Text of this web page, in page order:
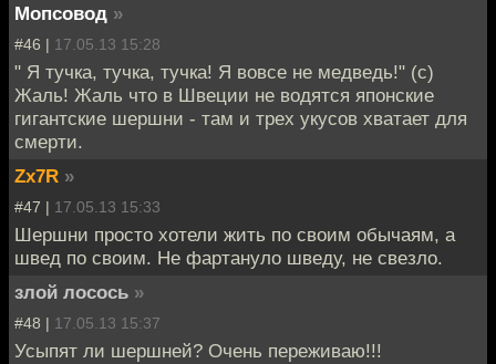
Мопсовод »
#46 | 17.05.13 15:28
" Я тучка, тучка, тучка! Я вовсе не медведь!" (с)
Жаль! Жаль что в Швеции не водятся японские
гигантские шершни - там и трех укусов хватает для
смерти.
Zx7R »
#47 | 17.05.13 15:33
Шершни просто хотели жить по своим обычаям, а
швед по своим. Не фартануло шведу, не свезло.
злой лосось »
#48 | 17.05.13 15:37
Усыпят ли шершней? Очень переживаю!!!